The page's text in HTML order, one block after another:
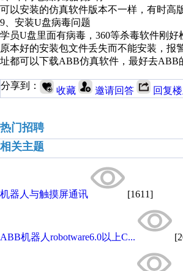
可以安装的仿真软件版本不一样，有时高
9、安装U盘病毒问题
学员U盘里面有病毒，360等杀毒软件刚
原本好的安装包文件丢失而不能安装，报
址都可以下载ABB仿真软件，最好去ABB
分享到： 收藏 邀请回答 回复
热门招聘
相关主题
机器人与触摸屏通讯 [1611]
ABB机器人robotware6.0以上C...